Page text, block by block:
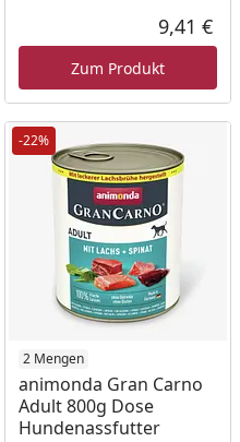
in ProzentPreis
Preis 9,41 €
Zum Produkt
-22%
2 Mengen
animonda Gran Carno
Adult 800g Dose
Hundenassfutter
Produkt am Lager